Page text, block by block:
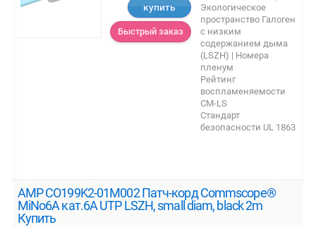
купить
Быстрый заказ
Экологическое
пространство Галоген
с низким
содержанием дыма
(LSZH) | Номера
пленум
Рейтинг
воспламеняемости
CM-LS
Стандарт
безопасности UL 1863
AMP CO199K2-01M002 Патч-корд Commscope®
MiNo6A кат.6A UTP LSZH, small diam, black 2m
Купить